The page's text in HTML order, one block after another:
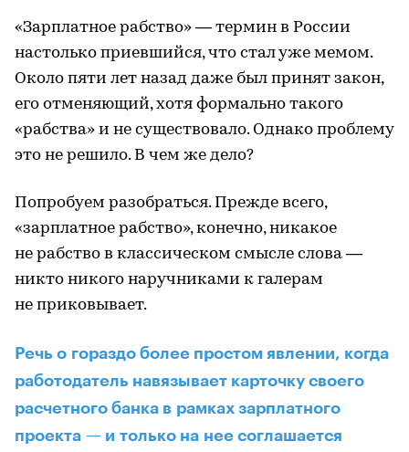
«Зарплатное рабство» — термин в России
настолько приевшийся, что стал уже мемом.
Около пяти лет назад даже был принят закон,
его отменяющий, хотя формально такого
«рабства» и не существовало. Однако проблему
это не решило. В чем же дело?
Попробуем разобраться. Прежде всего,
«зарплатное рабство», конечно, никакое
не рабство в классическом смысле слова —
никто никого наручниками к галерам
не приковывает.
Речь о гораздо более простом явлении, когда
работодатель навязывает карточку своего
расчетного банка в рамках зарплатного
проекта — и только на нее соглашается